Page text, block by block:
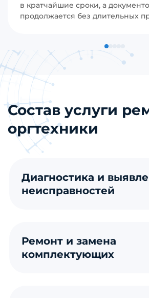
в кратчайшие сроки, а
продолжается без длительных
Состав услуги
оргтехники
Диагностика и
неисправностей
Ремонт и замена
комплектующих